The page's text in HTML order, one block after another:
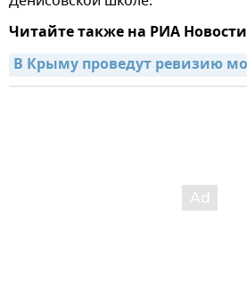
Читайте также на РИА
В Крыму проведут ревизию